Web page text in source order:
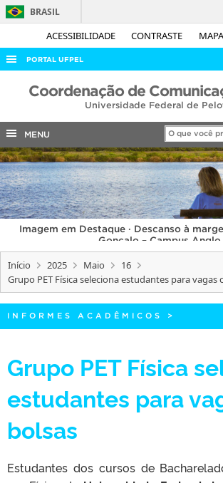
ACESSIBILIDADE CONTRASTE
BRASIL
Acesso
PORTAL UFPEL
ACESSO À INFORMAÇÃO
COBALTO
CONCURSOS
EDITAIS
INTERNACIONAL
OUVIDORIA
PORTARIAS
TELEFONES
Coordenação de
Universidade Federal de
MENU
Imagem em Destaque · Descanso à
Gonçalo – Campus Anglo
Início 2025 Maio
16
Grupo PET Física seleciona estudantes para vagas
INFORMES ACADÊMICOS >
Grupo PET Física
estudantes para
bolsas
Estudantes dos cursos de